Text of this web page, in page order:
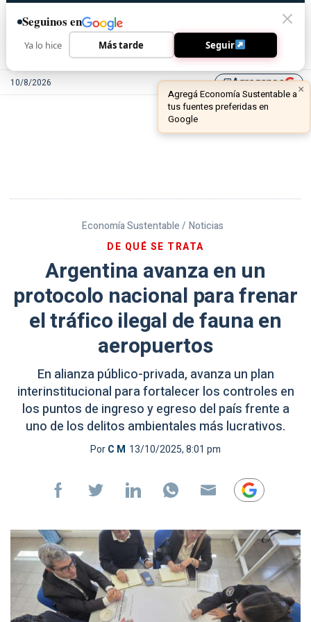
10/8/2026 library_addAgreganos
Economía Sustentable / Noticias
DE QUÉ SE TRATA
Argentina avanza en un
protocolo nacional para frenar
el tráfico ilegal de fauna en
aeropuertos
En alianza público-privada, avanza un plan
interinstitucional para fortalecer los controles en
los puntos de ingreso y egreso del país frente a
uno de los delitos ambientales más lucrativos.
PorC M 13/10/2025, 8:01 pm
Seguinos en
Ya lo hice Más tarde Seguir